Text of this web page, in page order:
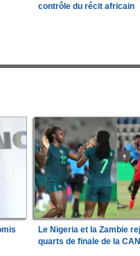
contrôle du récit africain
Le Nigeria et la Zambie
quarts de finale de la